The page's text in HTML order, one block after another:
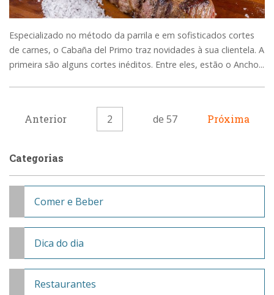
Especializado no método da parrila e em sofisticados cortes
de carnes, o Cabaña del Primo traz novidades à sua clientela. A
primeira são alguns cortes inéditos. Entre eles, estão o Ancho...
Anterior 2 de 57 Próxima
Categorias
Comer e Beber
Dica do dia
Restaurantes